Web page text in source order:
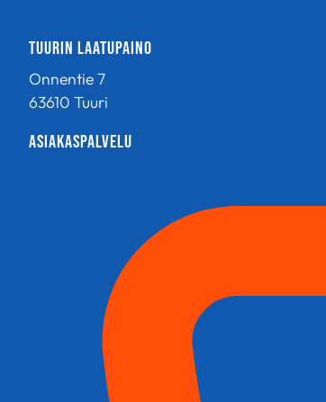
tehdä
valinnat
tuotteen
Tuurin Laatupaino
Onnentie 7
63610 Tuuri
Asiakaspalvelu